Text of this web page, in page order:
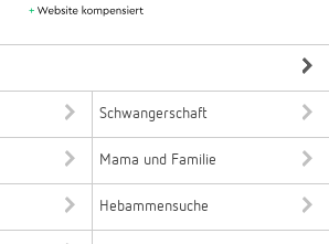
Schwangerschaft
Mama und Familie
Hebammensuche